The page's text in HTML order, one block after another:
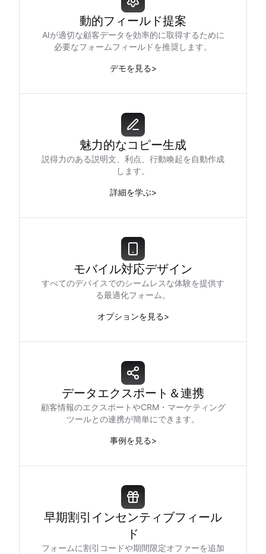
動的フィールド提案
AIが適切な顧客データを効率的に取得するために
必要なフォームフィールドを推奨します。
デモを見る>
魅力的なコピー生成
説得力のある説明文、利点、行動喚起を自動作成
します。
詳細を学ぶ>
モバイル対応デザイン
すべてのデバイスでのシームレスな体験を提供す
る最適化フォーム。
オプションを見る>
データエクスポート＆連携
顧客情報のエクスポートやCRM・マーケティング
ツールとの連携が簡単にできます。
事例を見る>
早期割引インセンティブフィール
ド
フォームに割引コードや期間限定オファーを追加